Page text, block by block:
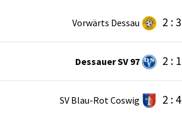
Vorwärts Dessau 2 : 3
Dessauer SV 97 2 : 1
SV Blau-Rot Coswig 2 : 4